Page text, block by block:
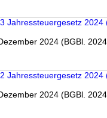
Jahressteuergesetz 2024
2024 (BGBl.
Jahressteuergesetz 2024
2024 (BGBl.